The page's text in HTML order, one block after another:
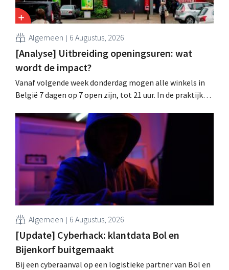
Algemeen 6 Augustus, 2026
[Analyse] Uitbreiding openingsuren: wat
wordt de impact?
Vanaf volgende week donderdag mogen alle winkels in
België 7 dagen op 7 open zijn, tot 21 uur. In de praktijk
arbeidswetgeving een hinderpaal. Is er een gelijk
speelveld?
Algemeen 6 Augustus, 2026
[Update] Cyberhack: klantdata Bol en
Bijenkorf buitgemaakt
Bij een cyberaanval op een logistieke partner van Bol en